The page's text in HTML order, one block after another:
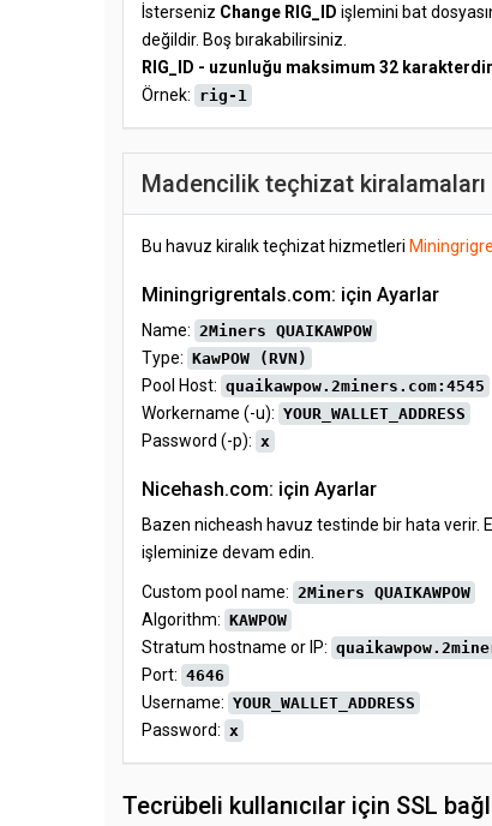
İsterseniz Change RIG_ID işlemini bat
değildir. Boş bırakabilirsiniz.
RIG_ID - uzunluğu maksimum 32 karakterdir
Örnek: rig-1
Madencilik teçhizat kiralamaları
Bu havuz kiralık teçhizat hizmetleri
Miningrigrentals.com: için Ayarlar
Name: 2Miners QUAIKAWPOW
Type: KawPOW (RVN)
Pool Host: quaikawpow.2miners.com:4545
Workername (-u): YOUR_WALLET_ADDRESS
Password (-p): x
Nicehash.com: için Ayarlar
Bazen nicheash havuz testinde bir hata verir.
işleminize devam edin.
Custom pool name: 2Miners QUAIKAWPOW
Algorithm: KAWPOW
Stratum hostname or IP:
Port: 4646
Username: YOUR_WALLET_ADDRESS
Password: x
Tecrübeli kullanıcılar için SSL